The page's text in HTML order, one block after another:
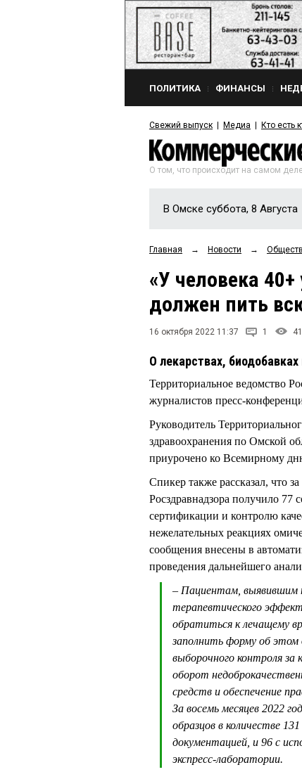
ПОЛИТИКА ФИНАНСЫ
Свежий выпуск Медиа Кто есть
О том, что происходит на самом
В Омске суббота, 8 Августа
Главная → Новости →
«У человека
должен пить
16 октября 2022 11:37 1
О лекарствах,
Территориальное ведомство
журналистов пресс-
Руководитель
здравоохранения по Омской
приурочено ко Всемирному
Спикер также рассказал, что
Росздравнадзора получило
сертификации и контролю
нежелательных реакциях
сообщения внесены в
проведения дальнейшего
– Пациентам, выявившим
терапевтического
обратиться к лечащему
заполнить форму об этом
выборочного контроля за
оборот
средств и обеспечение
За восемь месяцев 2022
образцов в количестве
документацией, и 96 с
экспресс-лаборатории.